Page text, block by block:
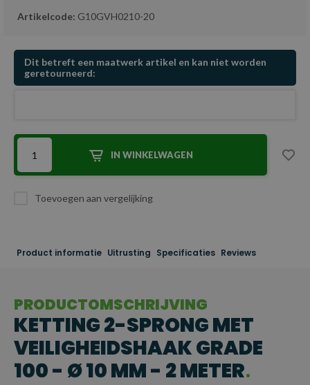
Artikelcode: G10GVH0210-20
Dit betreft een maatwerk artikel en kan niet worden
geretourneerd:
IN WINKELWAGEN
Toevoegen aan vergelijking
Product informatie Uitrusting Specificaties Reviews
PRODUCTOMSCHRIJVING
KETTING 2-SPRONG MET
VEILIGHEIDSHAAK GRADE
100 - Ø 10 MM - 2 METER